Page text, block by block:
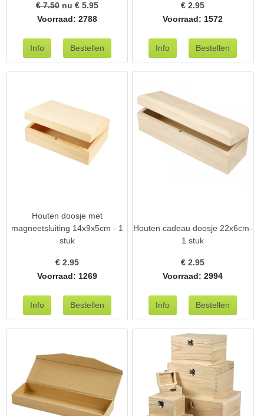
€ 7.50nu € 5.95
Voorraad: 2788
€2.95
Voorraad: 1572
Houten doosje met
magneetsluiting 14x9x5cm - 1
stuk
€ 2.95
Voorraad: 1269
Houten cadeau doosje 22x6cm-
1 stuk
€2.95
Voorraad: 2994